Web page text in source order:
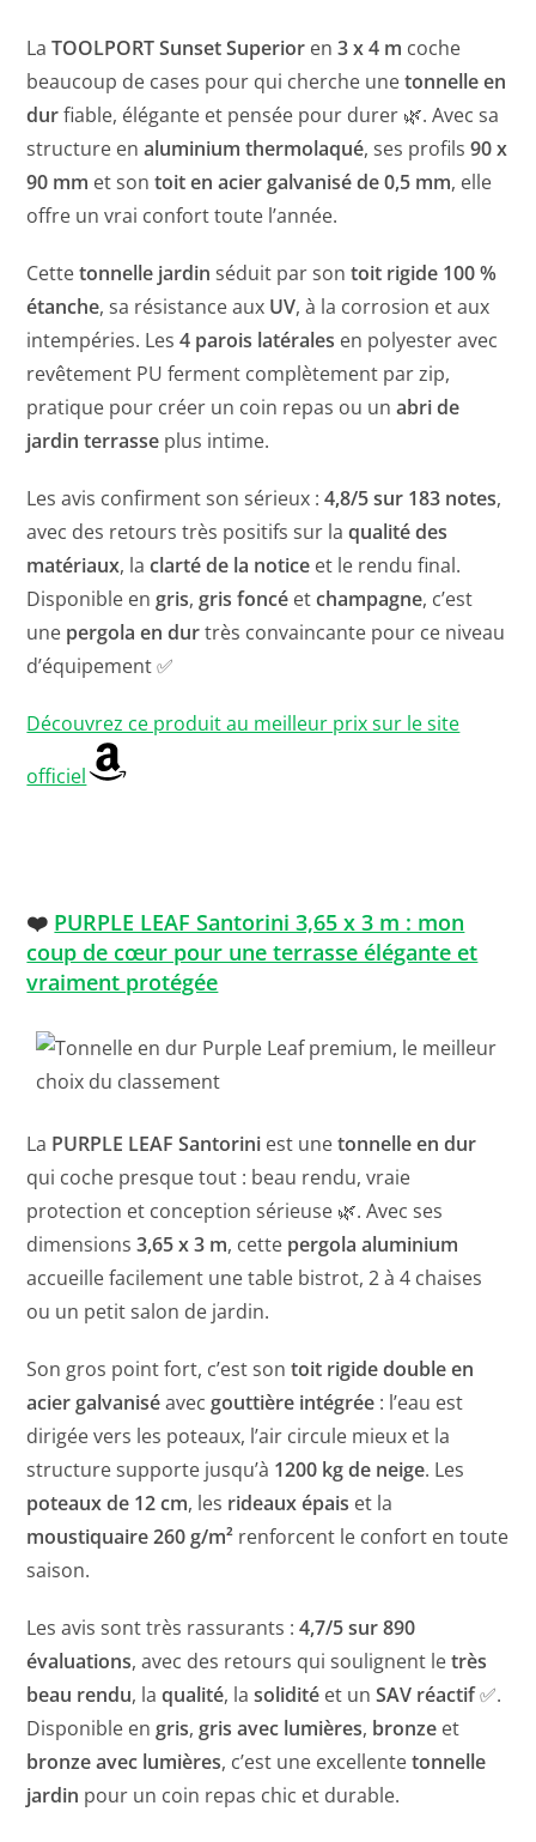
LaTOOLPORT Sunset Superior en3 x 4 m coche
beaucoup de cases pour qui cherche unetonnelle en
durfiable, élégante et pensée pour durer 🌿. Avec sa
structure enaluminium thermolaqué, ses profils90 x
90 mm et sontoit en acier galvanisé de 0,5 mm, elle
offre un vrai confort toute l’année.
Cettetonnelle jardin séduit par sontoit rigide 100 %
étanche, sa résistance aux UV, à la corrosion et aux
intempéries. Les4 parois latérales en polyester avec
revêtement PU ferment complètement par zip,
pratique pour créer un coin repas ou unabri de
jardin terrasse plus intime.
Les avis confirment son sérieux :4,8/5 sur 183 notes,
avec des retours très positifs sur laqualité des
matériaux, laclarté de la notice et le rendu final.
Disponible engris,gris foncé etchampagne, c’est
une pergola en durtrès convaincante pour ce niveau
d’équipement ✅
Découvrez ce produit au meilleur prix sur le site
officiel
❤️ PURPLE LEAF Santorini 3,65 x 3 m : mon
coup de cœur pour une terrasse élégante et
vraiment protégée
La PURPLE LEAF Santorini est unetonnelle en dur
qui coche presque tout : beau rendu, vraie
protection et conception sérieuse 🌿. Avec ses
dimensions3,65 x 3 m, cette pergola aluminium
accueille facilement une table bistrot, 2 à 4 chaises
ou un petit salon de jardin.
Son gros point fort, c’est sontoit rigide double en
acier galvaniséavecgouttière intégrée : l’eau est
dirigée vers les poteaux, l’air circule mieux et la
structure supporte jusqu’à 1200 kg de neige. Les
poteaux de 12 cm, les rideaux épais et la
moustiquaire 260 g/m² renforcent le confort en toute
saison.
Les avis sont très rassurants :4,7/5 sur 890
évaluations, avec des retours qui soulignent letrès
beau rendu, laqualité, lasolidité et unSAV réactif✅.
Disponible engris,gris avec lumières, bronze et
bronze avec lumières, c’est une excellentetonnelle
jardin pour un coin repas chic et durable.